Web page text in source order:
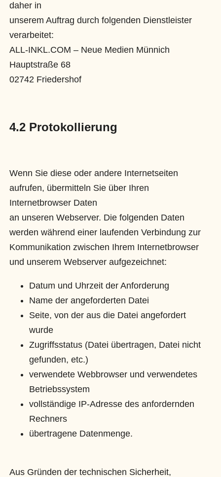
daher in
unserem Auftrag durch folgenden Dienstleister
verarbeitet:
ALL-INKL.COM – Neue Medien Münnich
Hauptstraße 68
02742 Friedershof
4.2 Protokollierung
Wenn Sie diese oder andere Internetseiten
aufrufen, übermitteln Sie über Ihren
Internetbrowser Daten
an unseren Webserver. Die folgenden Daten
werden während einer laufenden Verbindung zur
Kommunikation zwischen Ihrem Internetbrowser
und unserem Webserver aufgezeichnet:
Datum und Uhrzeit der Anforderung
Name der angeforderten Datei
Seite, von der aus die Datei angefordert
wurde
Zugriffsstatus (Datei übertragen, Datei nicht
gefunden, etc.)
verwendete Webbrowser und verwendetes
Betriebssystem
vollständige IP-Adresse des anfordernden
Rechners
übertragene Datenmenge.
Aus Gründen der technischen Sicherheit,